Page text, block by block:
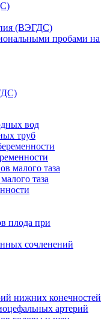
(ВЭГДС)
пробами на
вод
труб
малого таза
таза
плода при
сочленений
нижних конечностей
артерий